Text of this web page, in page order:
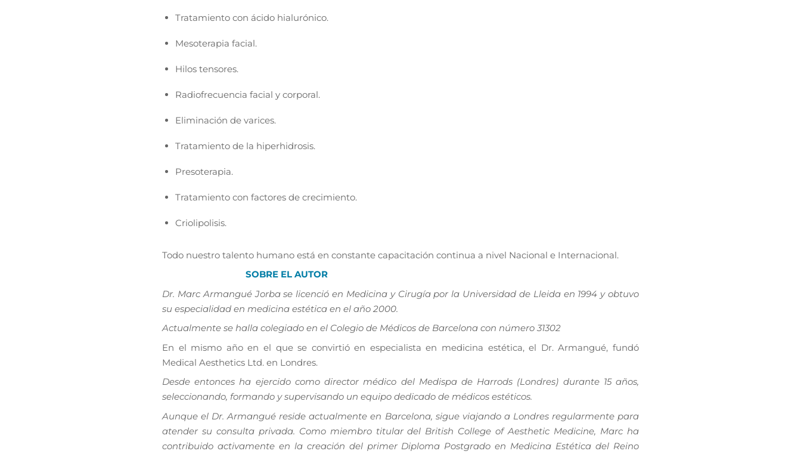
Tratamiento con ácido hialurónico.
Mesoterapia facial.
Hilos tensores.
Radiofrecuencia facial y corporal.
Eliminación de varices.
Tratamiento de la hiperhidrosis.
Presoterapia.
Tratamiento con factores de crecimiento.
Criolipolisis.
Todo nuestro talento humano está en constante capacitación continua a nivel Nacional e Internacional.
SOBRE EL AUTOR
Dr. Marc Armangué Jorba se licenció en Medicina y Cirugía por la Universidad de Lleida en 1994 y obtuvo
su especialidad en medicina estética en el año 2000.
Actualmente se halla colegiado en el Colegio de Médicos de Barcelona con número 31302
En el mismo año en el que se convirtió en especialista en medicina estética, el Dr. Armangué, fundó
Medical Aesthetics Ltd. en Londres.
Desde entonces ha ejercido como director médico del Medispa de Harrods (Londres) durante 15 años,
seleccionando, formando y supervisando un equipo dedicado de médicos estéticos.
Aunque el Dr. Armangué reside actualmente en Barcelona, sigue viajando a Londres regularmente para
atender su consulta privada. Como miembro titular del British College of Aesthetic Medicine, Marc ha
contribuido activamente en la creación del primer Diploma Postgrado en Medicina Estética del Reino